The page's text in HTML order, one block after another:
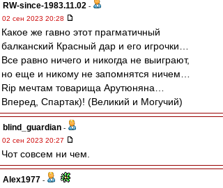
RW-since-1983.11.02 -
02 сен 2023 20:28
Какое же гавно этот прагматичный
балканский Красный дар и его игрочки…
Все равно ничего и никогда не выиграют,
но еще и никому не запомнятся ничем…
Rip мечтам товарища Арутюняна…
Вперед, Спартак)! (Великий и Могучий)
blind_guardian -
02 сен 2023 20:27
Чот совсем ни чем.
Alex1977 -